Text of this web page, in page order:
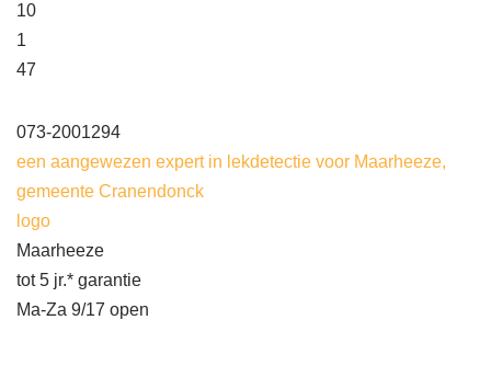
10
1
47
073-2001294
een aangewezen expert in lekdetectie voor Maarheeze,
gemeente Cranendonck
logo
Maarheeze
tot 5 jr.* garantie
Ma-Za 9/17 open